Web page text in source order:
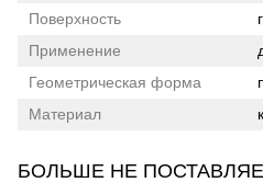
Поверхность
Применение
Геометрическая форма
Материал
БОЛЬШЕ НЕ